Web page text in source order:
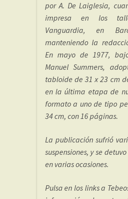
por A. De Laiglesia,
impresa en los
Vanguardia, en
manteniendo la
En mayo de 1977,
Manuel Summers,
tabloide de 31 x 23 cm
en la última etapa de
formato a uno de tipo
34 cm, con 16 páginas.
La publicación sufrió
suspensiones, y se
en varias ocasiones.
Pulsa en los links a